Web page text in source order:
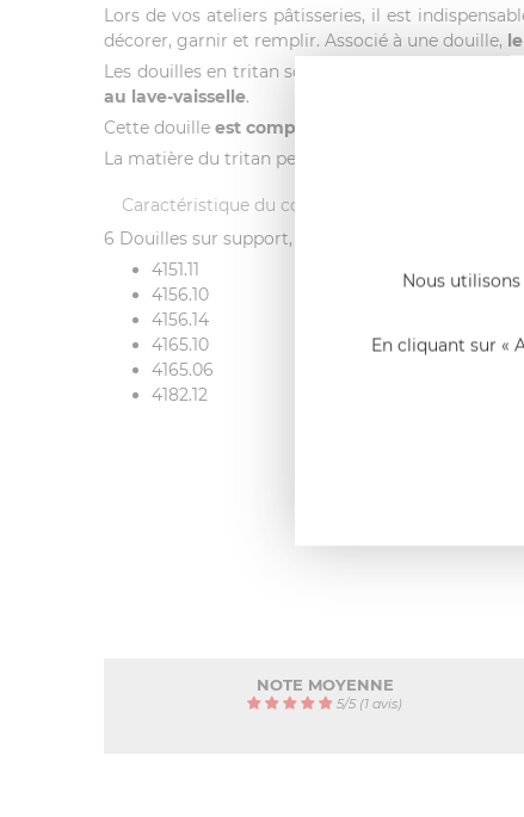
Lors de vos ateliers pâtisseries, il est
décorer, garnir et remplir. Associé à une douille,
Les douilles en tritan sont pourvues
au lave-vaisselle.
Cette douille est compatible avec tous les
La matière du tritan permet à De Buyer de
Caractéristique du coffret garnir
6 Douilles sur support, modèles:
4151.11
4156.10
4156.14
4165.10
4165.06
4182.12
NOTE MOYENNE
5/5 (1 avis)
Nous
En cliquant sur «